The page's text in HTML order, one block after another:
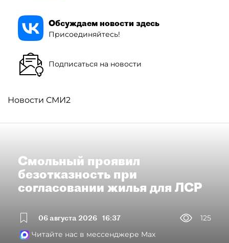
Обсуждаем новости здесь
Присоединяйтесь!
Подписаться на новости
Новости СМИ2
Смольный проявил
безотказность при
согласовании жилья для ЛСР
06 августа 2026 16:37
125
Читайте нас в мессенджере Max